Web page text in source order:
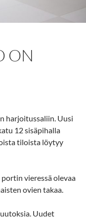
ON
harjoitussaliin. Uusi
12 sisäpihalla
tiloista löytyy
vieressä olevaa
ovien takaa.
Uudet